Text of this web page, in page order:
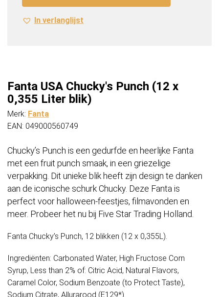
0,355
LiterIn verlanglijst
Fanta USA Chucky's Punch (12 x
0,355 Liter blik)
Merk: Fanta
EAN: 049000560749
Chucky’s Punch is een gedurfde en heerlijke Fanta
met een fruit punch smaak, in een griezelige
verpakking. Dit unieke blik heeft zijn design te danken
aan de iconische schurk Chucky. Deze Fanta is
perfect voor halloween-feestjes, filmavonden en
meer. Probeer het nu bij Five Star Trading Holland.
Fanta Chucky’s Punch, 12 blikken (12 x 0,355L).
Ingrediënten: Carbonated Water, High Fructose Corn
Syrup, Less than 2% of: Citric Acid, Natural Flavors,
Caramel Color, Sodium Benzoate (to Protect Taste),
Sodium Citrate, Allurarood (E129*).